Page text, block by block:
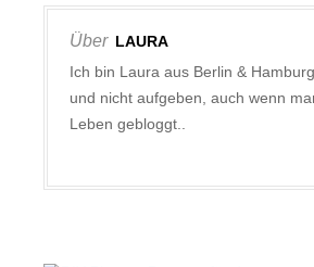
Über LAURA
Ich bin Laura aus Berlin &
und nicht aufgeben, auch wenn
Leben gebloggt..